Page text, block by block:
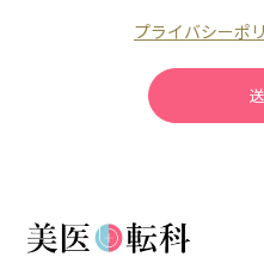
プライバシーポ